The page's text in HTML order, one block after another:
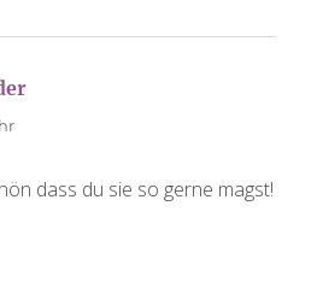
dass du sie so gerne magst!